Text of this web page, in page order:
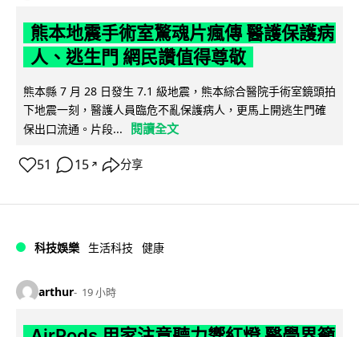
熊本地震手術室驚魂片瘋傳 醫護保護病
人、逃生門 網民讚值得尊敬
熊本縣 7 月 28 日發生 7.1 級地震，熊本綜合醫院手術室鏡頭拍
下地震一刻，醫護人員臨危不亂保護病人，更馬上開逃生門確
保出口流通。片段...
閱讀全文
51 15 ↗ 分享
科技娛樂 生活科技 健康
arthur 19 小時